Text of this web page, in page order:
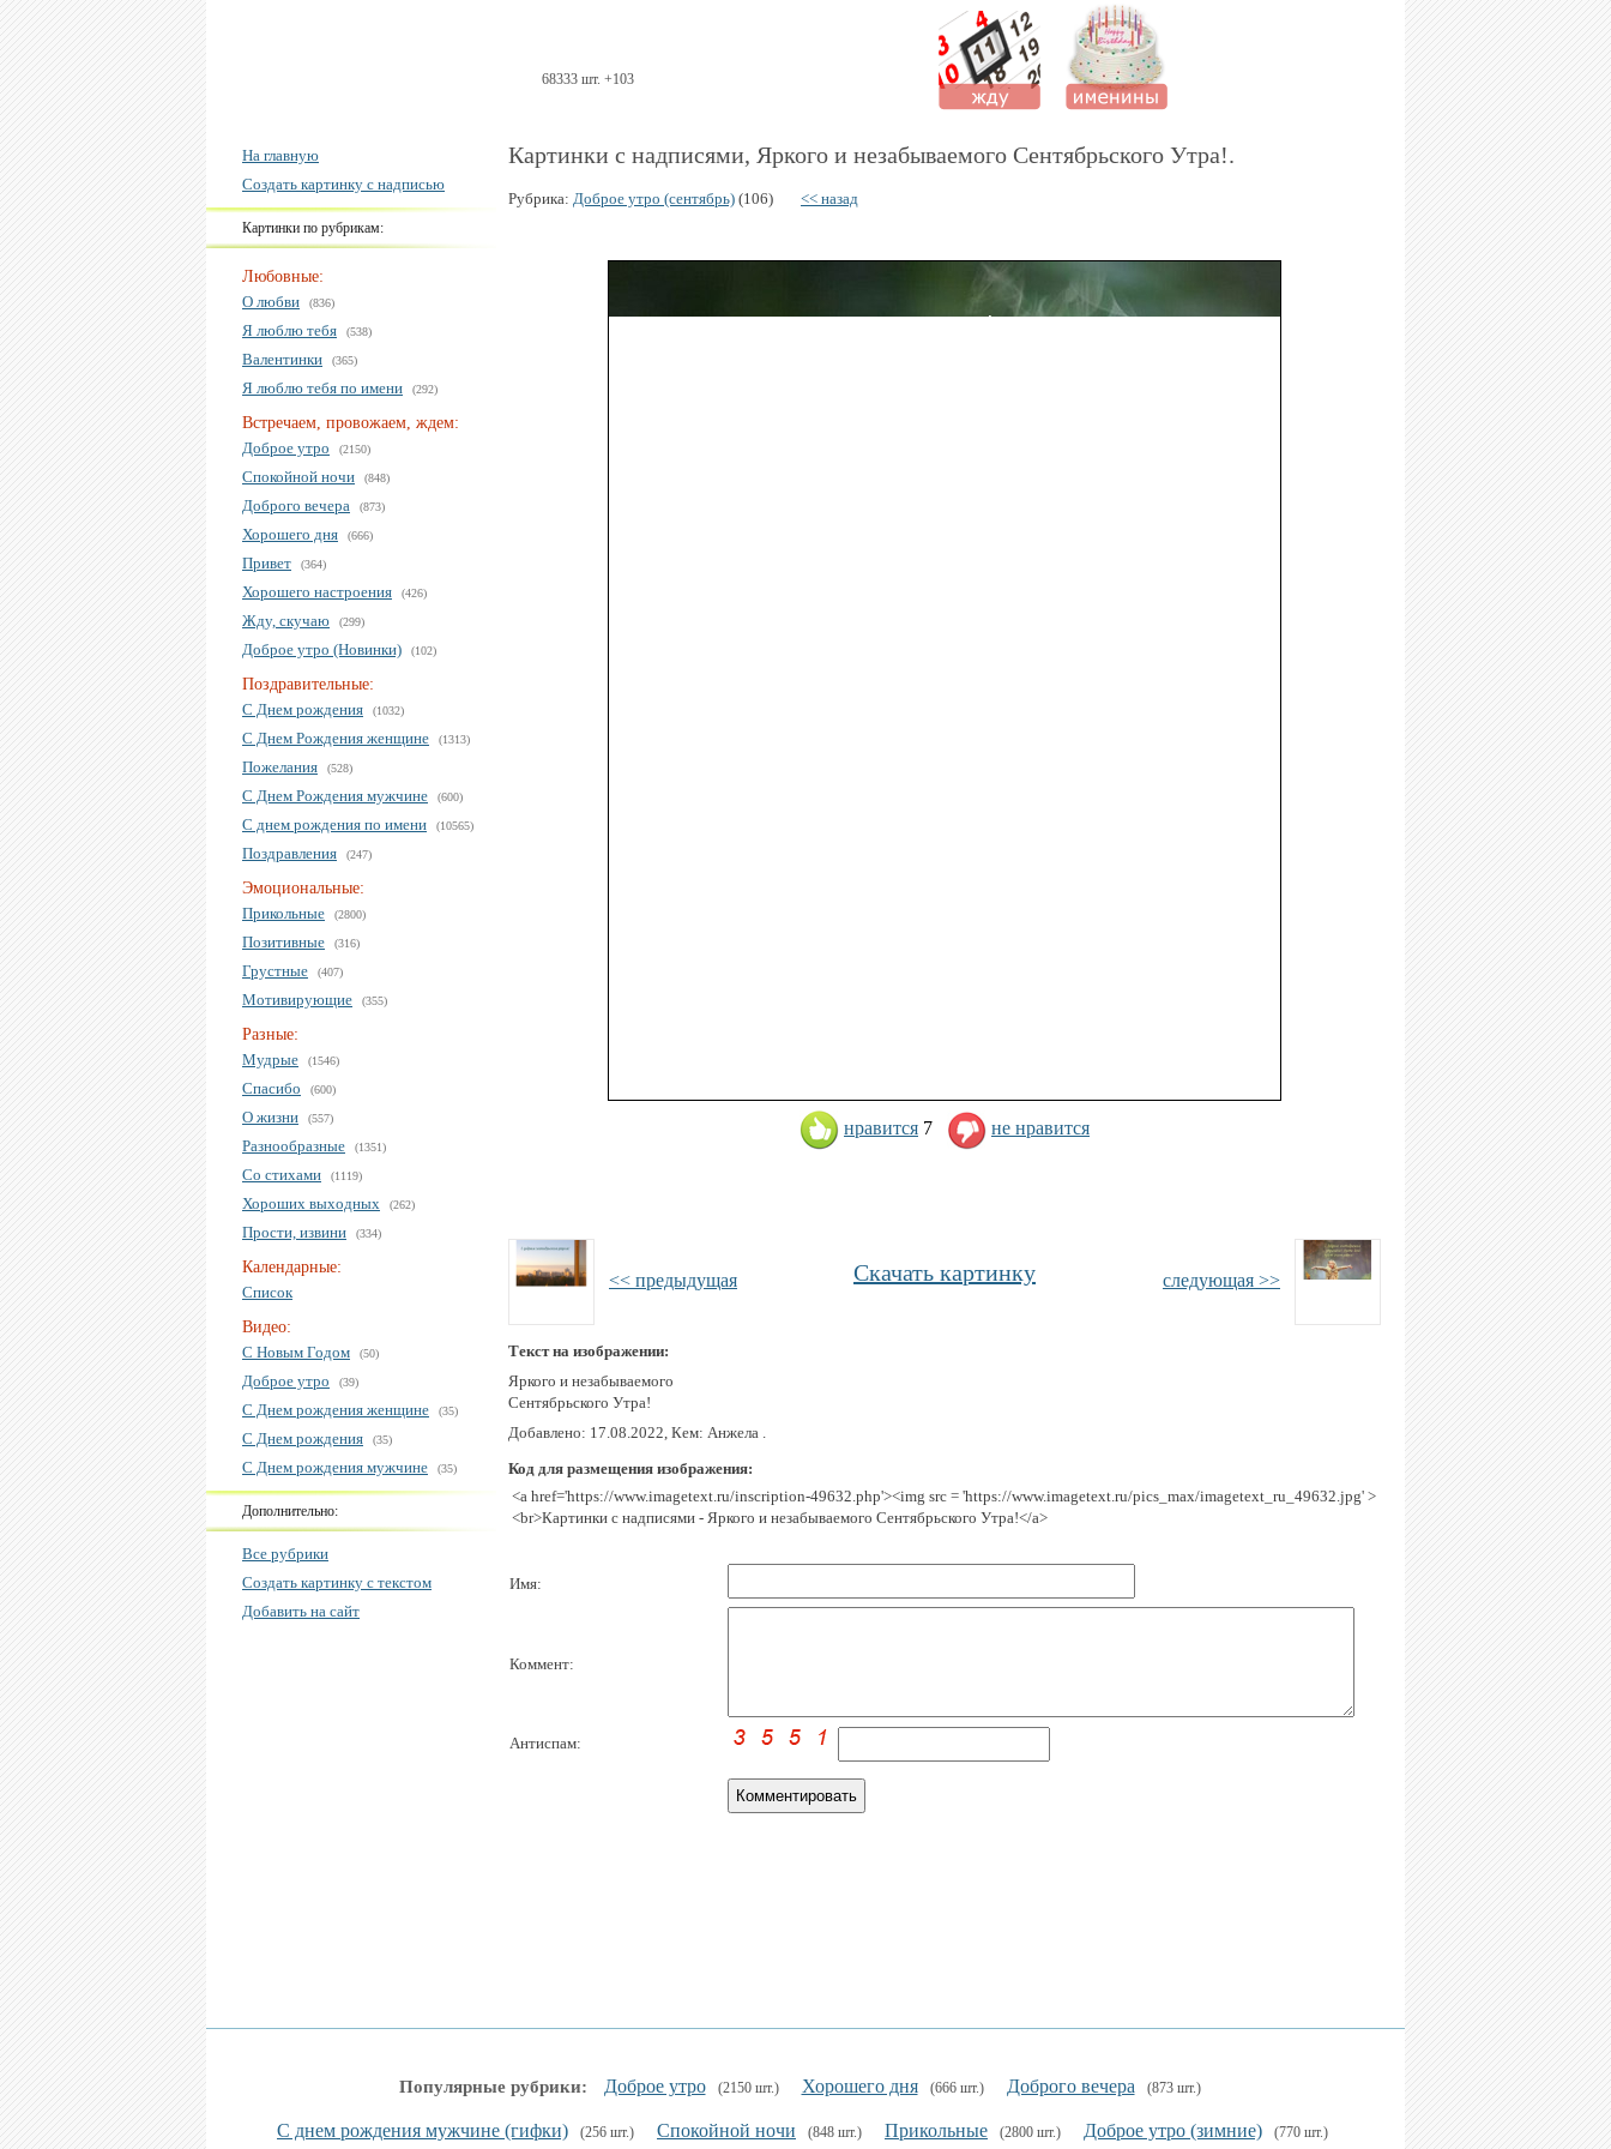
68333 шт. +103
На главную
Создать картинку с надписью
Картинки по рубрикам:
Любовные:
О любви
(836)
Я люблю тебя (538)
Валентинки (365)
Я люблю тебя по имени (292)
Встречаем, провожаем, ждем:
Доброе утро
(2150)
Спокойной ночи (848)
Доброго вечера (873)
Хорошего дня (666)
Привет (364)
Хорошего настроения (426)
Жду, скучаю (299)
Доброе утро (Новинки) (102)
Поздравительные:
С Днем рождения
(1032)
С Днем Рождения женщине (1313)
Пожелания (528)
С Днем Рождения мужчине (600)
С днем рождения по имени (10565)
Поздравления (247)
Эмоциональные:
Прикольные
(2800)
Позитивные (316)
Грустные (407)
Мотивирующие (355)
Разные:
Мудрые
(1546)
Спасибо (600)
О жизни (557)
Разнообразные (1351)
Со стихами (1119)
Хороших выходных (262)
Прости, извини (334)
Календарные:
Список
Видео:
С Новым Годом
(50)
Доброе утро (39)
С Днем рождения женщине (35)
С Днем рождения (35)
С Днем рождения мужчине (35)
Дополнительно:
Все рубрики
Создать картинку с текстом
Добавить на сайт
Картинки с надписями, Яркого и незабываемого Сентябрьского Утра!.
Рубрика: Доброе утро (сентябрь) (106) << назад
нравится 7 не нравится
<< предыдущая следующая >>
Скачать картинку
Текст на изображении:
Яркого и незабываемого
Сентябрьского Утра!
Добавлено: 17.08.2022, Кем: Анжела .
Код для размещения изображения:
<a href='https://www.imagetext.ru/inscription-49632.php'><img src = 'https://www.imagetext.ru/pics_max/imagetext_ru_49632.jpg' >
<br>Картинки с надписями - Яркого и незабываемого Сентябрьского Утра!</a>
Имя:
Коммент:
Антиспам:
Популярные рубрики: Доброе утро (2150 шт.) Хорошего дня (666 шт.) Доброго вечера (873 шт.)
С днем рождения мужчине (гифки) (256 шт.) Спокойной ночи (848 шт.) Прикольные (2800 шт.) Доброе утро (зимние) (770 шт.)